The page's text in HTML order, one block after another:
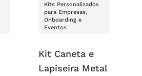
Kits Personalizados
para Empresas,
Onboarding e
Eventos
Kit Caneta e
Lapiseira Metal